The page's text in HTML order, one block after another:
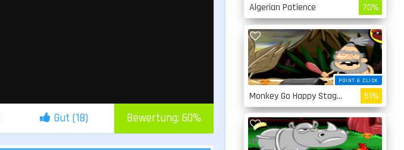
Gut (18) Bewertung: 60%
Algerian Patience 70%
POINT & CLICK
Monkey Go Happy Stage 4 51%